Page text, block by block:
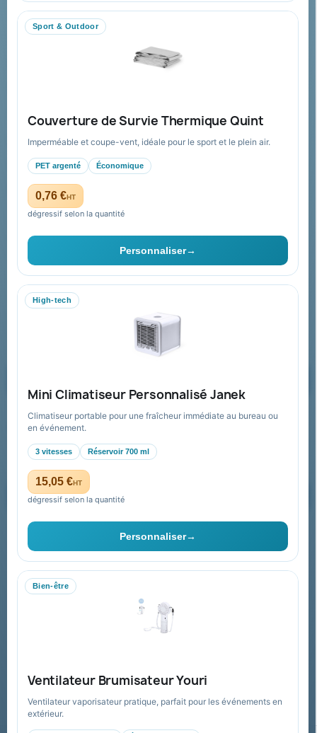
Sport & Outdoor
Couverture de Survie Thermique Quint
Imperméable et coupe-vent, idéale pour le sport et le plein air.
PET argenté Économique
0,76 €HT
dégressif selon la quantité
Personnaliser→
High-tech
Mini Climatiseur Personnalisé Janek
Climatiseur portable pour une fraîcheur immédiate au bureau ou
en événement.
3 vitesses Réservoir 700 ml
15,05 €HT
dégressif selon la quantité
Personnaliser→
Bien-être
Ventilateur Brumisateur Youri
Ventilateur vaporisateur pratique, parfait pour les événements en
extérieur.
Nous contacter
FAQ sur Promenoch Goodies Pub France
Conditions de retour
Paiement sécurisé
Plan du site
Contact & devis
06 09 53 17 41
WhatsApp
equipe@promenoch-goodies.com
Recevez nos offres spéciales
Vous pouvez vous désinscrire à tout moment. Vous trouverez pour
cela nos informations de contact dans les conditions d'utilisation du
site.
Collectivités & administrations
Devis, mandat administratif et facturation Chorus Pro